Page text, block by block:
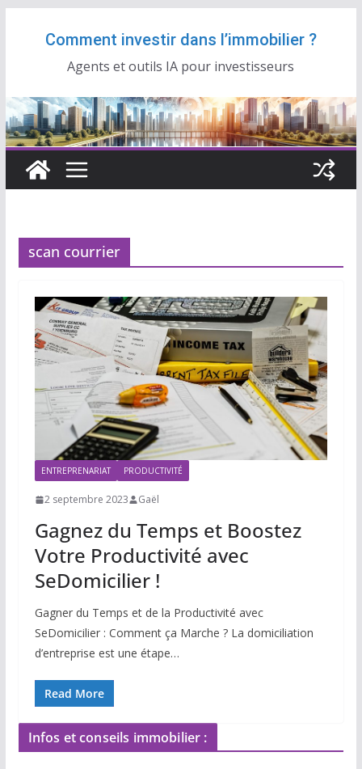
Comment investir dans l’immobilier ?
Agents et outils IA pour investisseurs
scan courrier
ENTREPRENARIAT PRODUCTIVITÉ
2 septembre 2023 Gaël
Gagnez du Temps et Boostez
Votre Productivité avec
SeDomicilier !
Gagner du Temps et de la Productivité avec
SeDomicilier : Comment ça Marche ? La domiciliation
d’entreprise est une étape…
Read More
Infos et conseils immobilier :